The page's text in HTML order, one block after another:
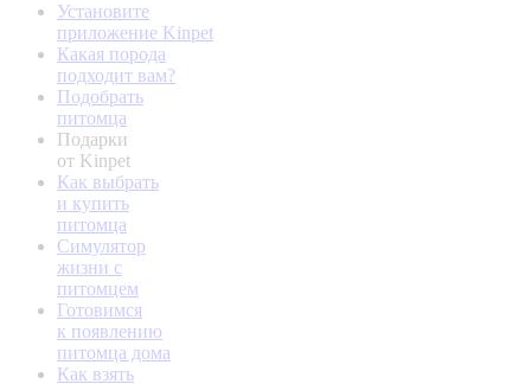
Установите
приложение Kinpet
Какая порода
подходит вам?
Подобрать
питомца
Подарки
от Kinpet
Как выбрать
и купить
питомца
Симулятор
жизни с
питомцем
Готовимся
к появлению
питомца дома
Как взять